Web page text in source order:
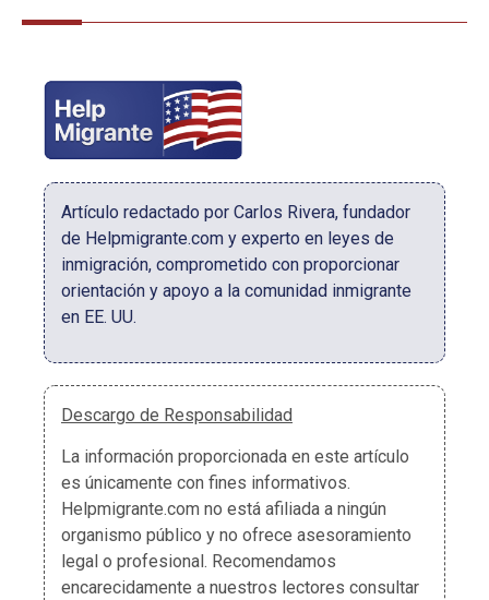
Artículo redactado por Carlos Rivera, fundador
de Helpmigrante.com y experto en leyes de
inmigración, comprometido con proporcionar
orientación y apoyo a la comunidad inmigrante
en EE. UU.
Descargo de Responsabilidad
La información proporcionada en este artículo
es únicamente con fines informativos.
Helpmigrante.com no está afiliada a ningún
organismo público y no ofrece asesoramiento
legal o profesional. Recomendamos
encarecidamente a nuestros lectores consultar